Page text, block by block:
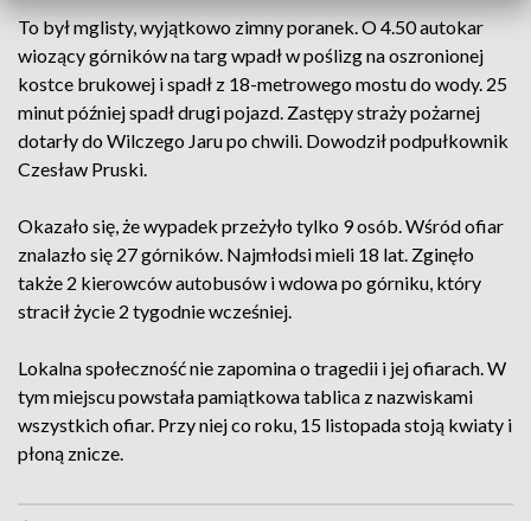
To był mglisty, wyjątkowo zimny poranek. O 4.50 autokar
wiozący górników na targ wpadł w poślizg na oszronionej
kostce brukowej i spadł z 18-metrowego mostu do wody. 25
minut później spadł drugi pojazd. Zastępy straży pożarnej
dotarły do Wilczego Jaru po chwili. Dowodził podpułkownik
Czesław Pruski.
Okazało się, że wypadek przeżyło tylko 9 osób. Wśród ofiar
znalazło się 27 górników. Najmłodsi mieli 18 lat. Zginęło
także 2 kierowców autobusów i wdowa po górniku, który
stracił życie 2 tygodnie wcześniej.
Lokalna społeczność nie zapomina o tragedii i jej ofiarach. W
tym miejscu powstała pamiątkowa tablica z nazwiskami
wszystkich ofiar. Przy niej co roku, 15 listopada stoją kwiaty i
płoną znicze.